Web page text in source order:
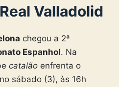
Valladolid
chegou a 2ª
Espanhol. Na
catalãoenfrenta o
sábado (3), às 16h